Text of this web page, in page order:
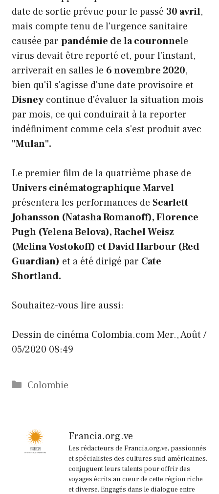
date de sortie prévue pour le passé 30 avril,
mais compte tenu de l'urgence sanitaire
causée par pandémie de la couronnele
virus devait être reporté et, pour l'instant,
arriverait en salles le 6 novembre 2020,
bien qu'il s'agisse d'une date provisoire et
Disneycontinue d'évaluer la situation mois
par mois, ce qui conduirait à la reporter
indéfiniment comme cela s'est produit avec
"Mulan".
Le premier film de la quatrième phase de
Univers cinématographique Marvel
présentera les performances de Scarlett
Johansson (Natasha Romanoff), Florence
Pugh (Yelena Belova), Rachel Weisz
(Melina Vostokoff) et David Harbour (Red
Guardian) et a été dirigé par Cate
Shortland.
Souhaitez-vous lire aussi:
Dessin de cinéma Colombia.comMer., Août /
05/2020 08:49
Catégories
Colombie
Francia.org.ve
Les rédacteurs de Francia.org.ve, passionnés
et spécialistes des cultures sud-américaines,
conjuguent leurs talents pour offrir des
voyages écrits au cœur de cette région riche
et diverse. Engagés dans le dialogue entre